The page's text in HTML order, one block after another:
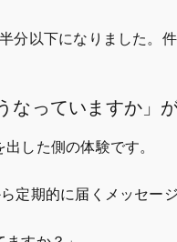
分以下になりました。
っていますか」
した側の体験です。
定期的に届くメッセー